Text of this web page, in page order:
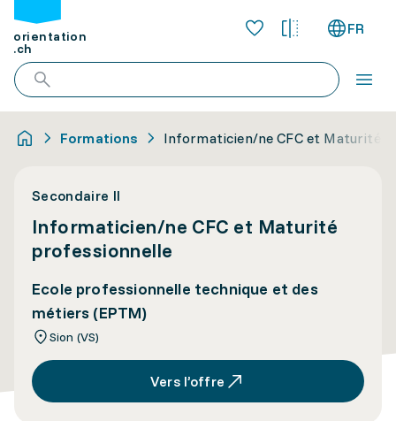
orientation
.ch
FR
Formations Informaticien/ne CFC et Maturité
Secondaire II
Informaticien/ne CFC et Maturité
professionnelle
Ecole professionnelle technique et des
métiers (EPTM)
Sion (VS)
Vers l’offre